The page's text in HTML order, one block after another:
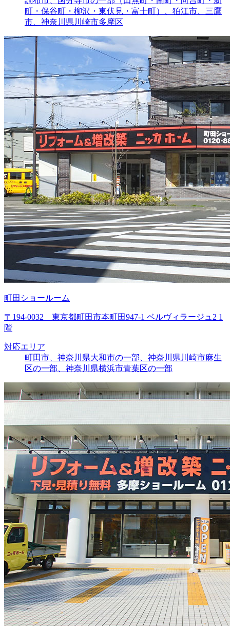
町・保谷町・柳沢・東伏見・富士町）、狛江市、三鷹
市、神奈川県川崎市多摩区
町田ショールーム
〒194-0032 東京都町田市本町田947-1 ベルヴィラージュ2 1
階
対応エリア
町田市、神奈川県大和市の一部、神奈川県川崎市麻生
区の一部、神奈川県横浜市青葉区の一部